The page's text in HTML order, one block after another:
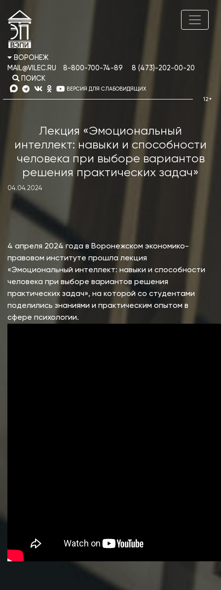
ВОРОНЕЖ
MAIL@VILEC.RU
8-800-700-74-89
8 (473)-202-00-20
ПОИСК
ВЕРСИЯ ДЛЯ СЛАБОВИДЯЩИХ
Лекция «Эмоциональный
интеллект: навыки и способности
человека при выборе вариантов
решения практических задач»
04.04.2024
4 апреля 2024 года в Воронежском экономико-
правовом институте прошла лекция
«Эмоциональный интеллект: навыки и способности
человека при выборе вариантов решения
практических задач», на которой со студентами
поделились знаниями и практическим опытом в
сфере психологии.